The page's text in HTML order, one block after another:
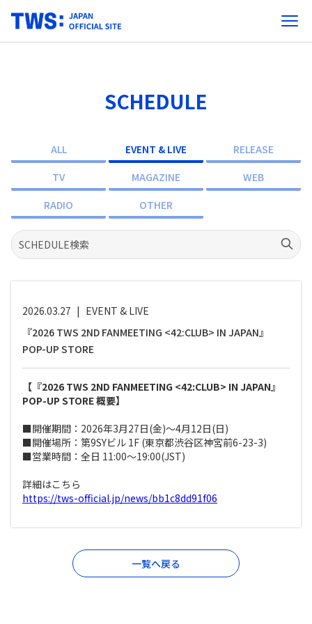
SCHEDULE
ALL EVENT & LIVE
RELEASE
TV
MAGAZINE
WEB
RADIO
OTHER
2026.03.27 | EVENT & LIVE
『2026 TWS 2ND FANMEETING <42:CLUB> IN JAPAN』
POP-UP STORE
【『2026 TWS 2ND FANMEETING <42:CLUB> IN JAPAN』
POP-UP STORE 概要】
■開催期間：2026年3月27日(金)～4月12日(日)
■開催場所：第9SYビル 1F (東京都渋谷区神宮前6-23-3)
■営業時間：全日 11:00～19:00(JST)
詳細はこちら
https://tws-official.jp/news/bb1c8dd91f06
一覧へ戻る